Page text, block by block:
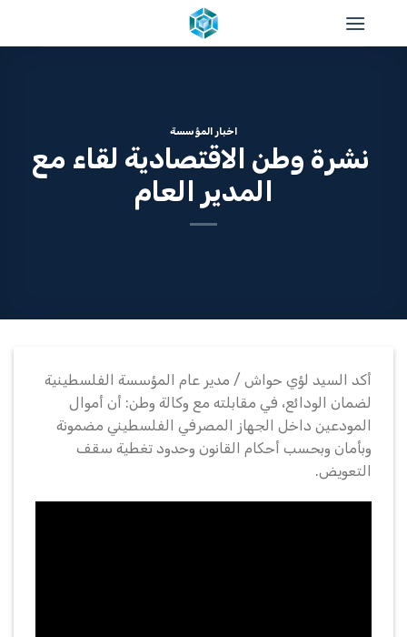
للمحتوى
اخبار المؤسسة
نشرة وطن الاقتصادية لقاء مع
المدير العام
أكد السيد لؤي حواش / مدير عام المؤسسة الفلسطينية
لضمان الودائع، في مقابلته مع وكالة وطن: أن أموال
المودعين داخل الجهاز المصرفي الفلسطيني مضمونة
وبأمان وبحسب أحكام القانون وحدود تغطية سقف
التعويض.